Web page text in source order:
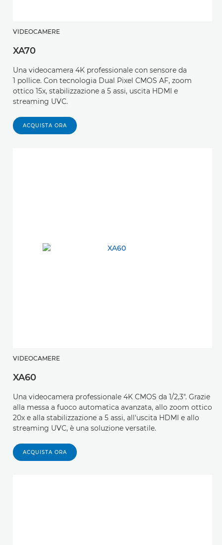
VIDEOCAMERE
XA70
Una videocamera 4K professionale con sensore da
1 pollice. Con tecnologia Dual Pixel CMOS AF, zoom
ottico 15x, stabilizzazione a 5 assi, uscita HDMI e
streaming UVC.
ACQUISTA ORA
VIDEOCAMERE
XA60
Una videocamera professionale 4K CMOS da 1/2,3". Grazie
alla messa a fuoco automatica avanzata, allo zoom ottico
20x e alla stabilizzazione a 5 assi, all'uscita HDMI e allo
streaming UVC, è una soluzione versatile.
ACQUISTA ORA